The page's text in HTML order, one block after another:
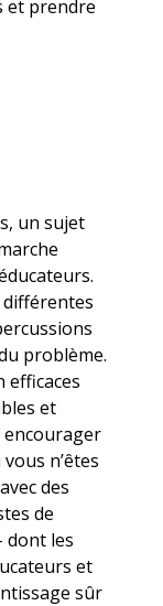
et prendre
un sujet
différentes
problème.
efficaces
et
encourager
n’êtes
des
de
dont les
et
sûr